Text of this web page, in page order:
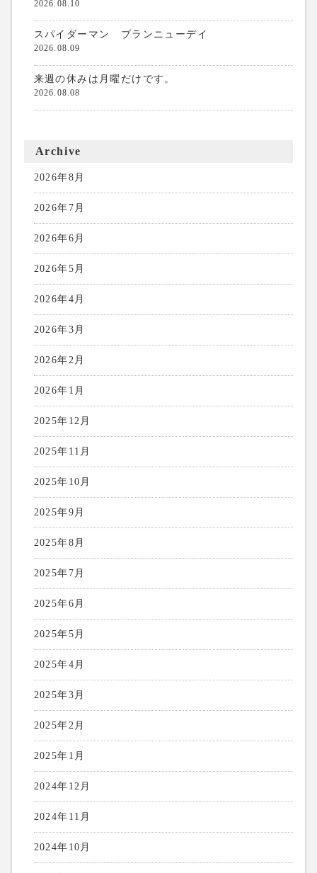
2026.08.10
スパイダーマン ブランニューデイ
2026.08.09
来週の休みは月曜だけです。
2026.08.08
Archive
2026年8月
2026年7月
2026年6月
2026年5月
2026年4月
2026年3月
2026年2月
2026年1月
2025年12月
2025年11月
2025年10月
2025年9月
2025年8月
2025年7月
2025年6月
2025年5月
2025年4月
2025年3月
2025年2月
2025年1月
2024年12月
2024年11月
2024年10月